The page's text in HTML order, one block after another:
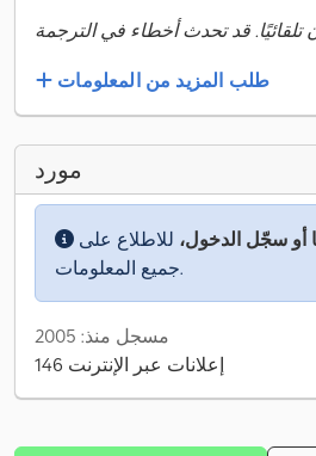
طلب المزيد من المعلومات
مورد
أو سجّل الدخول، للاطلاع على
جميع المعلومات.
مسجل منذ: 2005
146 إعلانات عبر الإنترنت